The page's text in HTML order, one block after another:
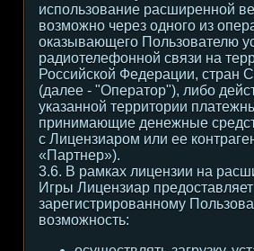
использование расширенной
возможно через одного из
оказывающего Пользователю
радиотелефонной связи на
Российской Федерации, стран
(далее - "Оператор"), либо
указанной территории
принимающие денежные
с Лицензиаром или ее
«Партнер»).
3.6. В рамках лицензии на
Игры Лицензиар предоставляет
зарегистрированному
возможность: